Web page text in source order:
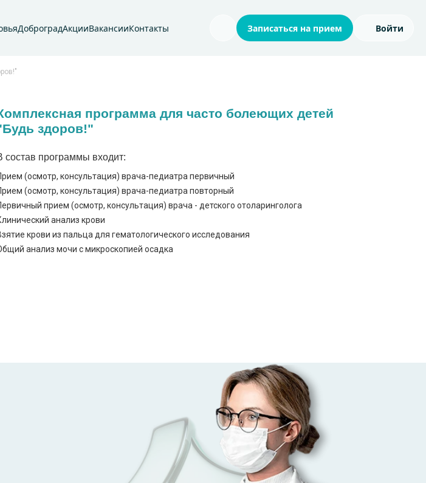
ДоброградАкцииВакансииКонтакты Поиск по сайтуЗаписаться на прием Войти
программа для часто болеющих детей
здоров!"
состав программы входит:
(осмотр, консультация) врача-педиатра первичный
(осмотр, консультация) врача-педиатра повторный
прием (осмотр, консультация) врача - детского отоларинголога
анализ крови
крови из пальца для гематологического исследования
анализ мочи с микроскопией осадка